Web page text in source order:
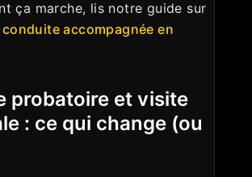
ça marche, lis notre guide sur
conduite accompagnée en
probatoire et visite
: ce qui change (ou